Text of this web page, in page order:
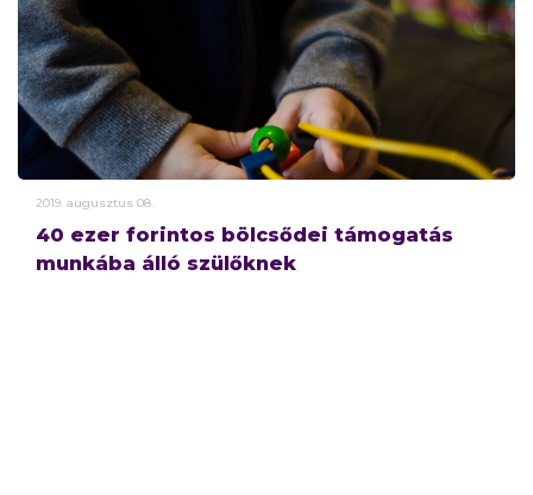
2019. augusztus 08.
40 ezer forintos bölcsődei támogatás
munkába álló szülőknek